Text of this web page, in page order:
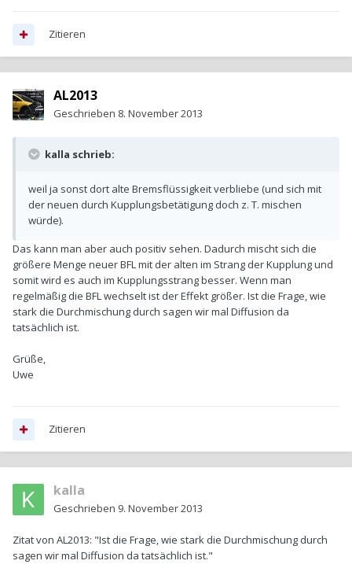
Zitieren
AL2013
Geschrieben 8. November 2013
kalla schrieb:
weil ja sonst dort alte Bremsflüssigkeit verbliebe (und sich mit
der neuen durch Kupplungsbetätigung doch z. T. mischen
würde).
Das kann man aber auch positiv sehen. Dadurch mischt sich die
größere Menge neuer BFL mit der alten im Strang der Kupplung und
somit wird es auch im Kupplungsstrang besser. Wenn man
regelmäßig die BFL wechselt ist der Effekt größer. Ist die Frage, wie
stark die Durchmischung durch sagen wir mal Diffusion da
tatsächlich ist.
Grüße,
Uwe
Zitieren
kalla
Geschrieben 9. November 2013
Zitat von AL2013: "Ist die Frage, wie stark die Durchmischung durch
sagen wir mal Diffusion da tatsächlich ist."